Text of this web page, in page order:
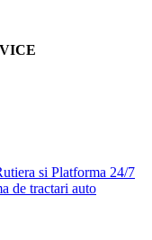
si Platforma 24/7
de tractari auto